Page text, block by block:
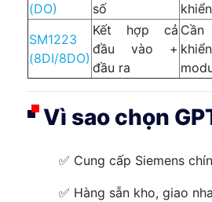
(DO)
số
SM1223
(8DI/8DO)
Kết hợp cả
đầu vào +
đầu ra
Cần
Vì sao chọn
✅ Cung cấp Siemens
✅ Hàng sẵn kho, giao